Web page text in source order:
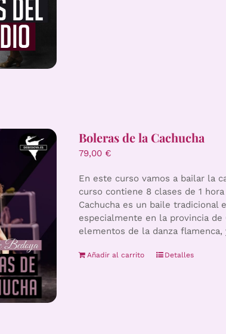
Boleras de la Cachucha
79,00 €
En este curso vamos a bailar la
curso contiene 8 clases de 1
Cachucha es un baile tradicional
especialmente en la provincia
elementos de la danza
Añadir al carrito Detalles